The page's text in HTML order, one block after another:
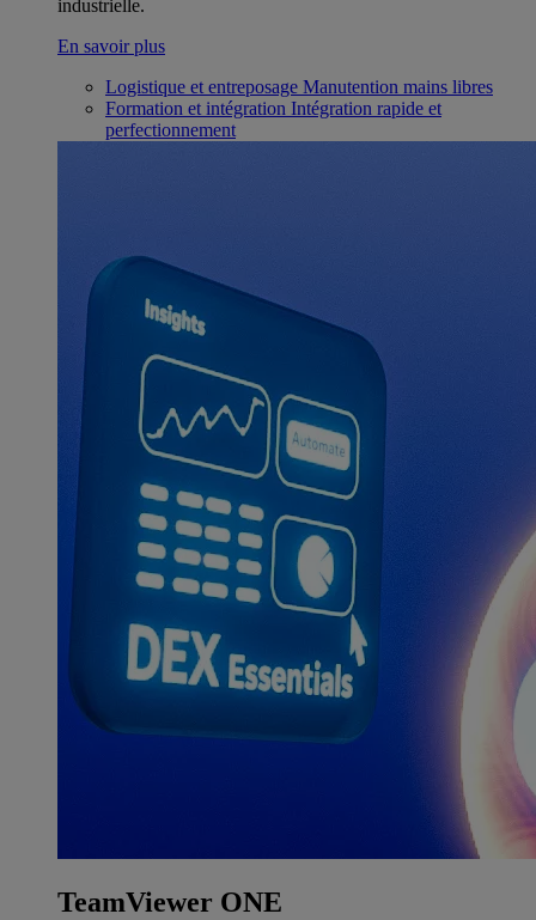
industrielle.
En savoir plus
Logistique et entreposage Manutention mains libres
Formation et intégration Intégration rapide et
perfectionnement
TeamViewer ONE